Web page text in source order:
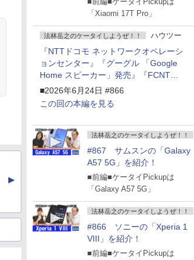
「Xiaomi 17T Pro」
法林岳之のケータイしようぜ！！ ハウツー
『NTTドコモ ネットワークオペレーシ
ョンセンター』『グーグル 「Google
Home スピーカー」発売』『FCNT
「arrows Alpha2」発表』『KDDI
「povo2.0」サービス説明会』
■2026年6月24日 #866
この回の本編を見る
法林岳之のケータイしようぜ！！
#867 サムスンの「Galaxy
A57 5G」を紹介！
■前編■ケータイPickupは
「Galaxy A57 5G」
法林岳之のケータイしようぜ！！
#866 ソニーの「Xperia 1
VIII」を紹介！
■前編■ケータイPickupは
▲